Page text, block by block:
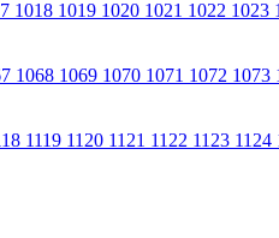
1018 1019 1020 1021 1022 1023
1068 1069 1070 1071 1072 1073
1119 1120 1121 1122 1123 1124